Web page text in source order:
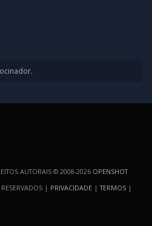
AUTORAIS © 2008-2026 OPENSHOT
| PRIVACIDADE |TERMOS |